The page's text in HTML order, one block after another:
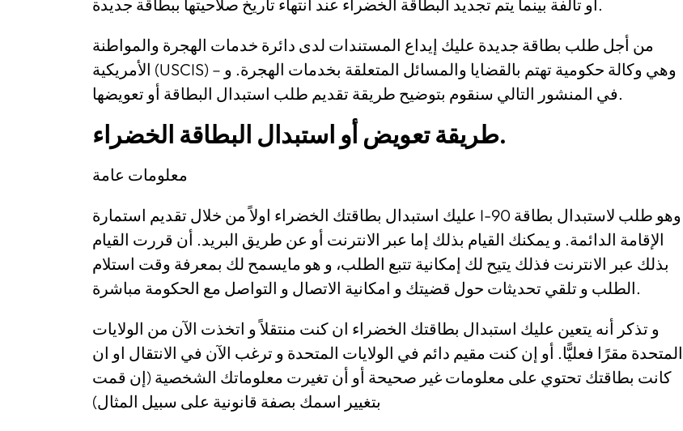
أو تالفة بينما يتم تجديد البطاقة الخضراء عند انتهاء تاريخ صلاحيتها ببطاقة جديدة.
من أجل طلب بطاقة جديدة عليك إيداع المستندات لدى دائرة خدمات الهجرة والمواطنة
الأمريكية (USCIS) – وهي وكالة حكومية تهتم بالقضايا والمسائل المتعلقة بخدمات الهجرة. و
في المنشور التالي سنقوم بتوضيح طريقة تقديم طلب استبدال البطاقة أو تعويضها.
طريقة تعويض أو استبدال البطاقة الخضراء.
معلومات عامة
عليك استبدال بطاقتك الخضراء اولاً من خلال تقديم استمارة I-90 وهو طلب لاستبدال بطاقة
الإقامة الدائمة. و يمكنك القيام بذلك إما عبر الانترنت أو عن طريق البريد. أن قررت القيام
بذلك عبر الانترنت فذلك يتيح لك إمكانية تتبع الطلب، و هو مايسمح لك بمعرفة وقت استلام
الطلب و تلقي تحديثات حول قضيتك و امكانية الاتصال و التواصل مع الحكومة مباشرة.
و تذكر أنه يتعين عليك استبدال بطاقتك الخضراء ان كنت منتقلاً و اتخذت الآن من الولايات
المتحدة مقرًا فعليًّا. أو إن كنت مقيم دائم في الولايات المتحدة و ترغب الآن في الانتقال او ان
كانت بطاقتك تحتوي على معلومات غير صحيحة أو أن تغيرت معلوماتك الشخصية (إن قمت
بتغيير اسمك بصفة قانونية على سبيل المثال)